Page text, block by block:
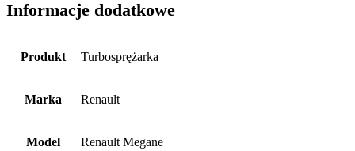
Informacje dodatkowe
Produkt Turbosprężarka
Marka Renault
Model Renault Megane